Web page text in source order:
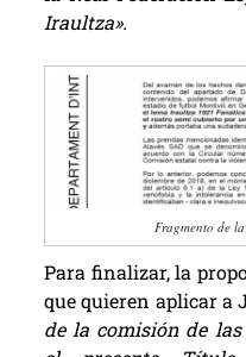
Iraultza».
Fragmento de
Para finalizar, la
que quieren aplicar a
de la comisión de